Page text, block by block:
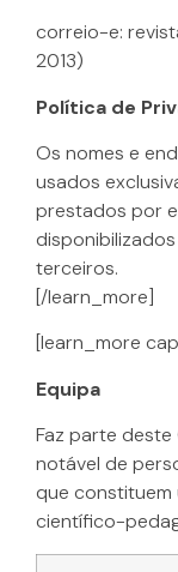
correio-e:
2013)
Política de
Os nomes e
usados
prestados por
terceiros.
[/learn_more]
[learn_more
Equipa
Faz parte deste
notável de
que constituem
científico-